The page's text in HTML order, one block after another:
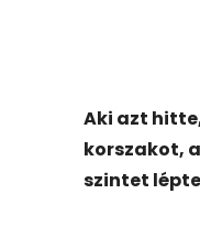
Aki azt
korszakot,
szintet